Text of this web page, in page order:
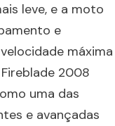
leve, e a moto
e
máxima
2008
uma das
e avançadas